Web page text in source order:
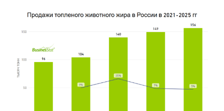
выявлен в домохозяйствах,
имеющих 2-х детей,
наименьший 3-х и более
проживало
в возрасте от 0 до 16 лет, что